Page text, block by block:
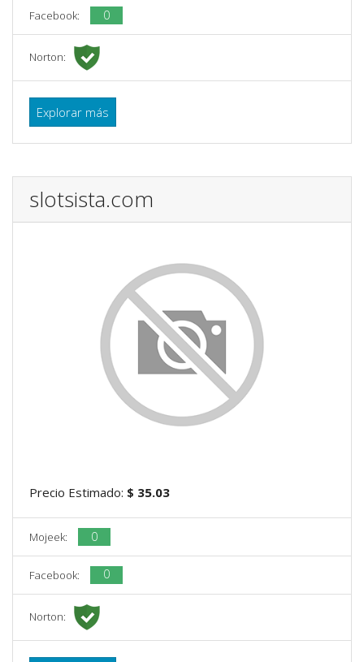
Facebook: 0
Norton:
Explorar más
slotsista.com
Precio Estimado: $ 35.03
Mojeek: 0
Facebook: 0
Norton: